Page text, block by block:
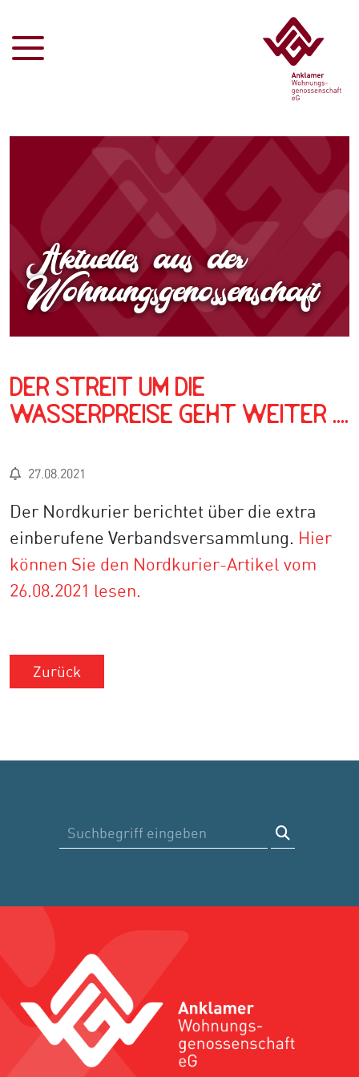
Aktuelles aus der
Wohnungsgenossenschaft
Der Streit um die
Wasserpreise geht weiter ....
27.08.2021
Der Nordkurier berichtet über die extra
einberufene Verbandsversammlung. Hier
können Sie den Nordkurier-Artikel vom
26.08.2021 lesen.
Zurück
Suche